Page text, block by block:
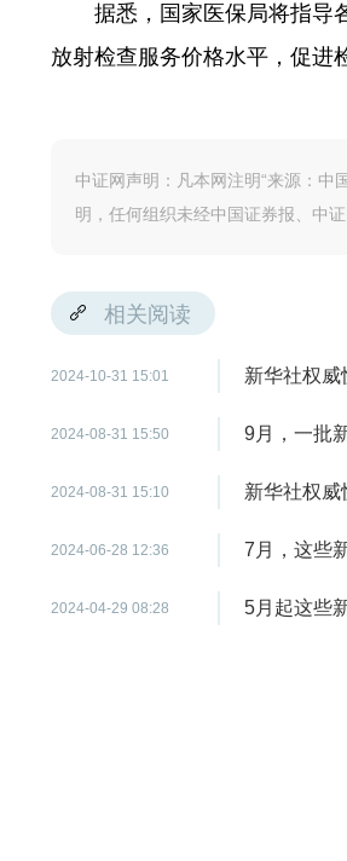
据悉，国家医保局将指导各
放射检查服务价格水平，促进
中证网声明：凡本网注明“来源：中
明，任何组织未经中国证券报、中
相关阅读
2024-10-31 15:01 新华社权威
2024-08-31 15:50 9月，一批
2024-08-31 15:10 新华社权
2024-06-28 12:36 7月，这些
2024-04-29 08:28 5月起这些